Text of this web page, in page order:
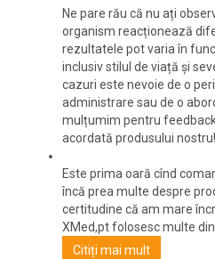
Ne pare rău că nu ați
organism reacționează
rezultatele pot varia în
inclusiv stilul de viață și
cazuri este nevoie de o
administrare sau de o
mulțumim pentru
acordată produsului nostru!
Este prima oară cînd
încă prea multe despre
certitudine că am mare
XMed,pt folosesc multe din
Citiți mai mult